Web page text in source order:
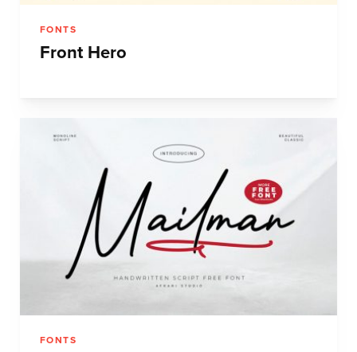
FONTS
Front Hero
FONTS